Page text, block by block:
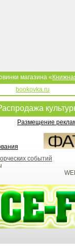
магазина «
bookovka.ru
Размещение
событий